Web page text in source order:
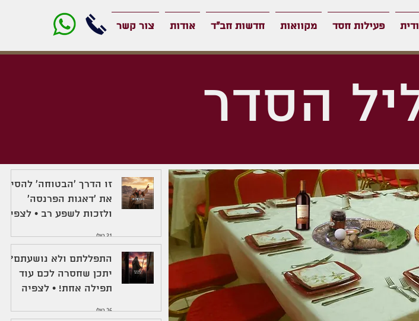
פעילות חסד מקוואות חדשות חב"ד אודות צור קשר
הסדר
זו הדרך 'הבטוחה' להסיר
את 'דאגות הפרנסה'
ולזכות לשפע רב • לצפיה
31 ביולי
התפללתם ולא נושעתם?
יתכן שחסרה לכם עוד
תפילה אחת! • לצפיה
26 ביולי